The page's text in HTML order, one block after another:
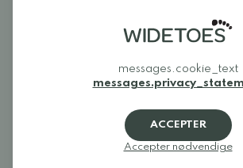
Bundgaard Charly
49,00 €
Alk.
messages.cookie_text
ACCEPTER
Accepter nødvendige